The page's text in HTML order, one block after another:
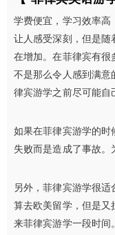
学费便宜，学习效率
让人感受深刻，但是
在增加。在菲律宾有
不是那么令人感到满
律宾游学之前尽可能自
如果在菲律宾游学的
失败而是造成了事故。
另外，菲律宾游学很
算去欧美留学，但是
来菲律宾游学一段时间。